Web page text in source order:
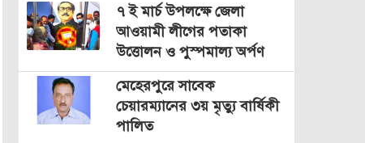
৭ ই মার্চ উপলক্ষে জেলা
আওয়ামী লীগের পতাকা
উত্তোলন ও পুস্পমাল্য অর্পণ
মেহেরপুরে সাবেক
চেয়ারম্যানের ৩য় মৃত্যু বার্ষিকী
পালিত